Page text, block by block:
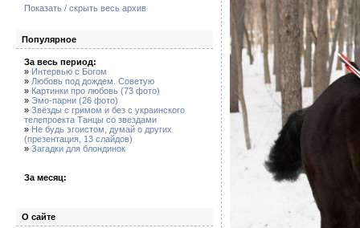
Показать / скрыть весь архив
Популярное
За весь период:
» Интервью с Богом
» Любовь под дождем. Советую
» Картинки про любовь (73 фото)
» Эмо-парни (26 фото)
» Звёзды с гримом и без с украинского
телепроекта Танцы со звездами
» Не будь эгоистом, думай о других
(презентация, 13 слайдов)
» Загадки для блондинок
За месяц:
О сайте